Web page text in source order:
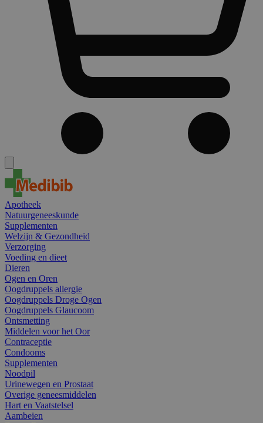
Apotheek
Natuurgeneeskunde
Supplementen
Welzijn & Gezondheid
Verzorging
Voeding en dieet
Dieren
Ogen en Oren
Oogdruppels allergie
Oogdruppels Droge Ogen
Oogdruppels Glaucoom
Ontsmetting
Middelen voor het Oor
Contraceptie
Condooms
Supplementen
Noodpil
Urinewegen en Prostaat
Overige geneesmiddelen
Hart en Vaatstelsel
Aambeien